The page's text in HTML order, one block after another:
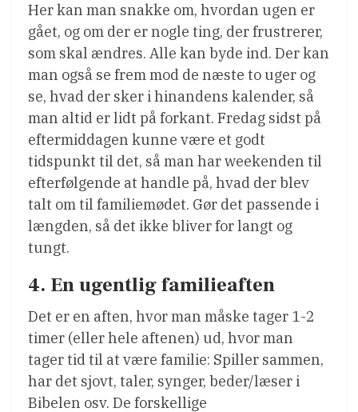
Her kan man snakke om, hvordan ugen er
gået, og om der er nogle ting, der frustrerer,
som skal ændres. Alle kan byde ind. Der kan
man også se frem mod de næste to uger og
se, hvad der sker i hinandens kalender, så
man altid er lidt på forkant. Fredag sidst på
eftermiddagen kunne være et godt
tidspunkt til det, så man har weekenden til
efterfølgende at handle på, hvad der blev
talt om til familiemødet. Gør det passende i
længden, så det ikke bliver for langt og
tungt.
4. En ugentlig familieaften
Det er en aften, hvor man måske tager 1-2
timer (eller hele aftenen) ud, hvor man
tager tid til at være familie: Spiller sammen,
har det sjovt, taler, synger, beder/læser i
Bibelen osv. De forskellige